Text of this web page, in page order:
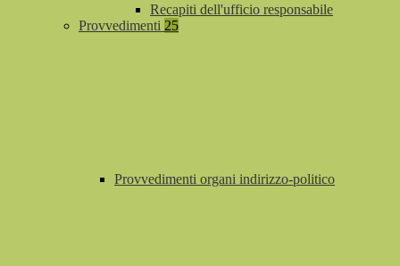
Recapiti dell'ufficio responsabile
Provvedimenti 25
Provvedimenti organi indirizzo-politico